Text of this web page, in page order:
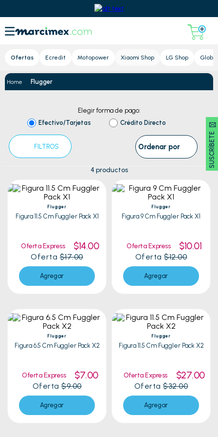
Ofertas Ecredit Motopower Xiaomi Shop LG Shop Global
SUSCRÍBETE 🖂
Flugger
Elegir forma de pago:
Efectivo/Tarjetas
Crédito Directo
FILTROS Ordenar por
4 productos
Flugger
Figura 11.5 Cm Fuggler Pack X1
Oferta Express $14.00
Oferta$17.00
Agregar
Flugger
Figura 9 Cm Fuggler Pack X1
Oferta Express $10.01
Oferta$12.00
Agregar
Flugger
Figura 6.5 Cm Fuggler Pack X2
Oferta Express $7.00
Oferta $9.00
Agregar
Flugger
Figura 11.5 Cm Fuggler Pack X2
Oferta Express $27.00
Oferta$32.00
Agregar